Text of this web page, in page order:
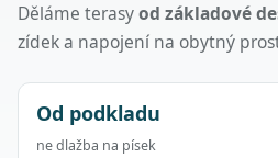
Děláme terasyod základové
zídek a napojení na obytný
Od podkladu
ne dlažba na písek